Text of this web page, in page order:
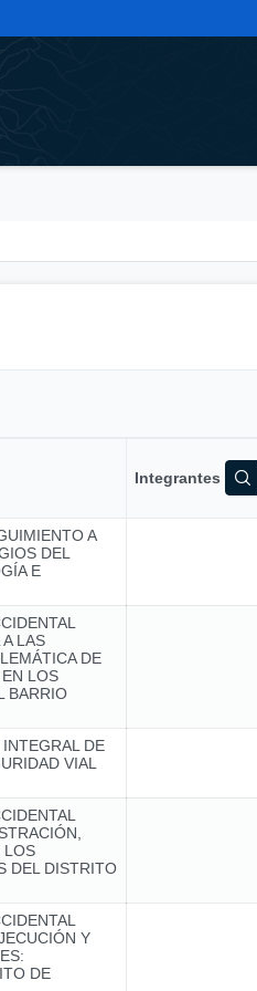
Integrantes
A
DEL
E
LAS
DE
LOS
BARRIO
DE
VIAL
LOS
DEL DISTRITO
Y
DE